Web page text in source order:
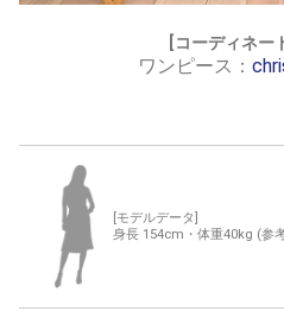
[コーディネー
ワンピース：
[モデルデータ]
身長 154cm・体重40kg (参